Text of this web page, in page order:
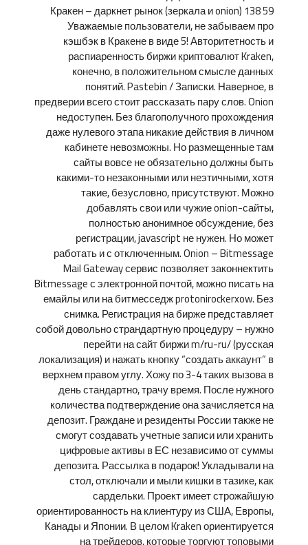
Кракен – даркнет рынок (зеркала и onion) 138 59
Уважаемые пользователи, не забываем про
кэшбэк в Кракене в виде 5! Авторитетность и
распиаренность биржи криптовалют Kraken,
конечно, в положительном смысле данных
понятий. Pastebin / Записки. Наверное, в
предверии всего стоит рассказать пару слов. Onion
недоступен. Без благополучного прохождения
даже нулевого этапа никакие действия в личном
кабинете невозможны. Но размещенные там
сайты вовсе не обязательно должны быть
какими-то незаконными или неэтичными, хотя
такие, безусловно, присутствуют. Можно
добавлять свои или чужие onion-сайты,
полностью анонимное обсуждение, без
регистрации, javascript не нужен. Но может
работать и с отключенным. Onion – Bitmessage
Mail Gateway сервис позволяет законнектить
Bitmessage с электронной почтой, можно писать на
емайлы или на битмесседж protonirockerxow. Без
снимка. Регистрация на бирже представляет
собой довольно страндартную процедуру – нужно
перейти на сайт биржи m/ru-ru/ (русская
локализация) и нажать кнопку “создать аккаунт” в
верхнем правом углу. Хожу по 3-4 таких вызова в
день стандартно, трачу время. После нужного
количества подтверждение она зачисляется на
депозит. Граждане и резиденты России также не
смогут создавать учетные записи или хранить
цифровые активы в ЕС независимо от суммы
депозита. Рассылка в подарок! Укладывали на
стол, отключали и мыли кишки в тазике, как
сардельки. Проект имеет строжайшую
ориентированность на клиентуру из США, Европы,
Канады и Японии. В целом Kraken ориентируется